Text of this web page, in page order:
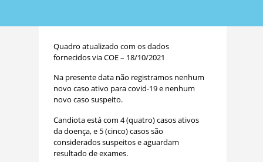
Quadro atualizado com os dados
fornecidos via COE – 18/10/2021
Na presente data não registramos nenhum
novo caso ativo para covid-19 e nenhum
novo caso suspeito.
Candiota está com 4 (quatro) casos ativos
da doença, e 5 (cinco) casos são
considerados suspeitos e aguardam
resultado de exames.